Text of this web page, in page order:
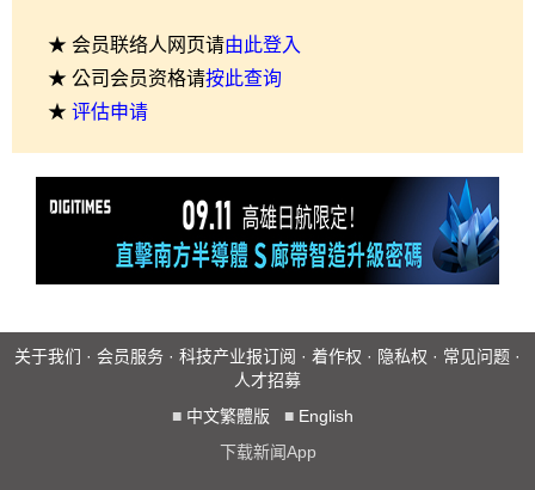
★ 会员联络人网页请由此登入
★ 公司会员资格请按此查询
★ 评估申请
关于我们 · 会员服务 · 科技产业报订阅 · 着作权 · 隐私权 · 常见问题 ·
人才招募
■ 中文繁體版 ■ English
下载新闻App